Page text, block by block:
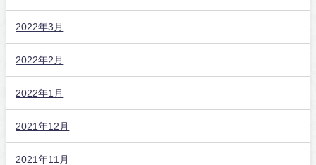
2022年3月
2022年2月
2022年1月
2021年12月
2021年11月